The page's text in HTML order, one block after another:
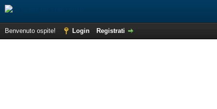
Benvenuto ospite! Login Registrati